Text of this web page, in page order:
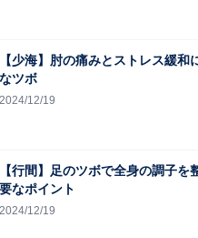
【少海】肘の痛みとストレス緩和
なツボ
2024/12/19
【行間】足のツボで全身の調子を
要なポイント
2024/12/19